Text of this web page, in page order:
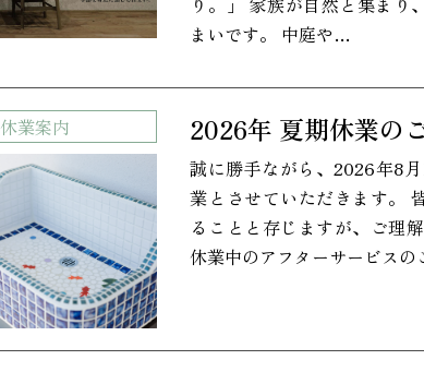
まいです。 中庭や…
休業案内 2026年 夏期休業の
誠に勝手ながら、2026年8
業とさせていただきます。
ることと存じますが、ご理
休業中のアフターサービスの